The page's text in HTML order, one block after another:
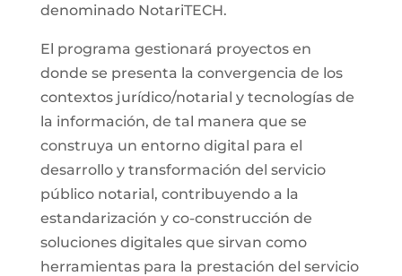
denominado NotariTECH.
El programa gestionará proyectos en
donde se presenta la convergencia de los
contextos jurídico/notarial y tecnologías de
la información, de tal manera que se
construya un entorno digital para el
desarrollo y transformación del servicio
público notarial, contribuyendo a la
estandarización y co-construcción de
soluciones digitales que sirvan como
herramientas para la prestación del servicio